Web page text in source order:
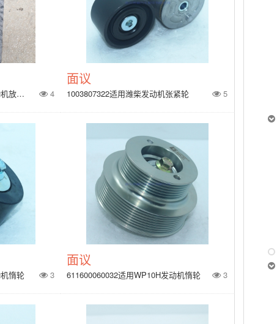
612630040082适用于潍柴发动机放气管总成 4
面议
1003807322适用潍柴发动机张紧轮 5
惰轮 3
面议
611600060032适用WP10H发动机惰轮 3